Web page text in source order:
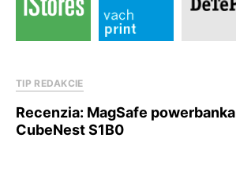
TIP REDAKCIE
Recenzia: MagSafe powerbanka
CubeNest S1B0